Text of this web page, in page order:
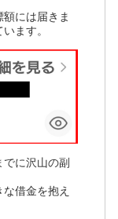
には届きま
ます。
でに沢山の副
借金を抱え